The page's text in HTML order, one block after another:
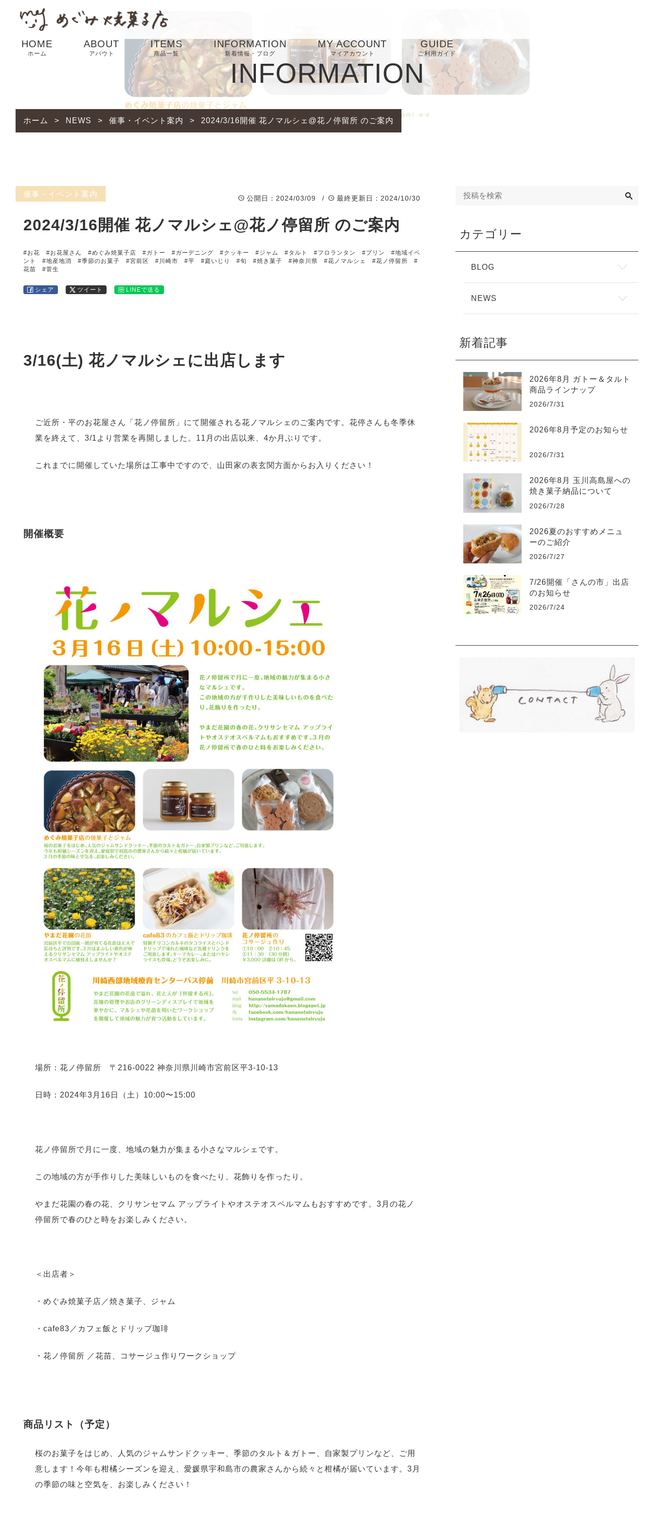
HOME
ホーム
ABOUT
アバウト
ITEMS
商品一覧
SALE
INFORMATION
新着情報・ブログ
MY ACCOUNT
マイアカウント
お気に入り
GUIDE
ご利用ガイド
お取り扱い店
INFORMATION
ホーム > NEWS > 催事・イベント案内 > 2024/3/16開催 花ノマルシェ@花ノ停留所 のご案内
催事・イベント案内
公開日 ：2024/03/09 / 最終更新日 ：2024/10/30
2024/3/16開催 花ノマルシェ@花ノ停留所 のご案内
#お花 #お花屋さん #めぐみ焼菓子店 #ガトー #ガーデニング #クッキー #ジャム #タルト #フロランタン #プリン
#地域イベ
ント
#地産地消 #季節のお菓子 #宮前区 #川崎市 #平 #庭いじり #旬 #焼き菓子 #神奈川県 #花ノマルシェ #花ノ停留所
#
花苗
#菅生
シェア ツイート LINEで送る
3/16(土) 花ノマルシェに出店します
ご近所・平のお花屋さん「花ノ停留所」にて開催される花ノマルシェのご案内です。花停さんも冬季休
業を終えて、3/1より営業を再開しました。11月の出店以来、4か月ぶりです。
これまでに開催していた場所は工事中ですので、山田家の表玄関方面からお入りください！
開催概要
場所：花ノ停留所 〒216-0022 神奈川県川崎市宮前区平3-10-13
日時：2024年3月16日（土）10:00〜15:00
花ノ停留所で月に一度、地域の魅力が集まる小さなマルシェです。
この地域の方が手作りした美味しいものを食べたり、花飾りを作ったり。
やまだ花園の春の花、クリサンセマム アップライトやオステオスペルマムもおすすめです。3月の花ノ
停留所で春のひと時をお楽しみください。
＜出店者＞
・めぐみ焼菓子店／焼き菓子、ジャム
・cafe83／カフェ飯とドリップ珈琲
・花ノ停留所 ／花苗、コサージュ作りワークショップ
商品リスト（予定）
桜のお菓子をはじめ、人気のジャムサンドクッキー、季節のタルト＆ガトー、自家製プリンなど、ご用
意します！今年も柑橘シーズンを迎え、愛媛県宇和島市の農家さんから続々と柑橘が届いています。3月
の季節の味と空気を、お楽しみください！
カテゴリー
BLOG
NEWS
新着記事
2026年8月 ガトー＆タルト
商品ラインナップ
2026/7/31
2026年8月予定のお知らせ
2026/7/31
2026年8月 玉川高島屋への
焼き菓子納品について
2026/7/28
2026夏のおすすめメニュ
ーのご紹介
2026/7/27
7/26開催「さんの市」出店
のお知らせ
2026/7/24